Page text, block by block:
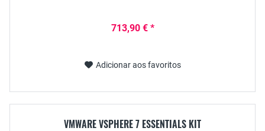
713,90 € *
Adicionar aos favoritos
VMWARE VSPHERE 7 ESSENTIALS KIT